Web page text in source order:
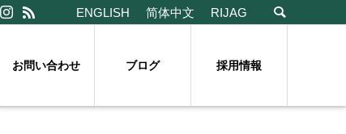
ENGLISH 简体中文 RIJAG
お問い合わせ ブログ 採用情報